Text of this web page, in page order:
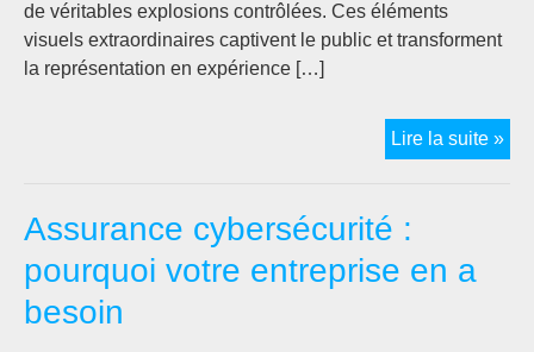
de véritables explosions contrôlées. Ces éléments
visuels extraordinaires captivent le public et transforment
la représentation en expérience […]
Lire la suite »
Assurance cybersécurité :
pourquoi votre entreprise en a
besoin